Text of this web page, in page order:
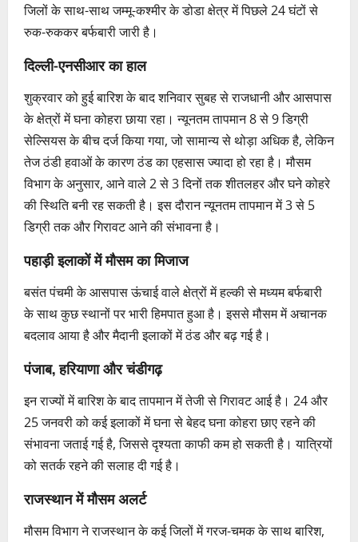
जिलों के साथ-साथ जम्मू-कश्मीर के डोडा क्षेत्र में पिछले 24 घंटों से
रुक-रुककर बर्फबारी जारी है।
दिल्ली-एनसीआर का हाल
शुक्रवार को हुई बारिश के बाद शनिवार सुबह से राजधानी और आसपास
के क्षेत्रों में घना कोहरा छाया रहा। न्यूनतम तापमान 8 से 9 डिग्री
सेल्सियस के बीच दर्ज किया गया, जो सामान्य से थोड़ा अधिक है, लेकिन
तेज ठंडी हवाओं के कारण ठंड का एहसास ज्यादा हो रहा है। मौसम
विभाग के अनुसार, आने वाले 2 से 3 दिनों तक शीतलहर और घने कोहरे
की स्थिति बनी रह सकती है। इस दौरान न्यूनतम तापमान में 3 से 5
डिग्री तक और गिरावट आने की संभावना है।
पहाड़ी इलाकों में मौसम का मिजाज
बसंत पंचमी के आसपास ऊंचाई वाले क्षेत्रों में हल्की से मध्यम बर्फबारी
के साथ कुछ स्थानों पर भारी हिमपात हुआ है। इससे मौसम में अचानक
बदलाव आया है और मैदानी इलाकों में ठंड और बढ़ गई है।
पंजाब, हरियाणा और चंडीगढ़
इन राज्यों में बारिश के बाद तापमान में तेजी से गिरावट आई है। 24 और
25 जनवरी को कई इलाकों में घना से बेहद घना कोहरा छाए रहने की
संभावना जताई गई है, जिससे दृश्यता काफी कम हो सकती है। यात्रियों
को सतर्क रहने की सलाह दी गई है।
राजस्थान में मौसम अलर्ट
मौसम विभाग ने राजस्थान के कई जिलों में गरज-चमक के साथ बारिश,